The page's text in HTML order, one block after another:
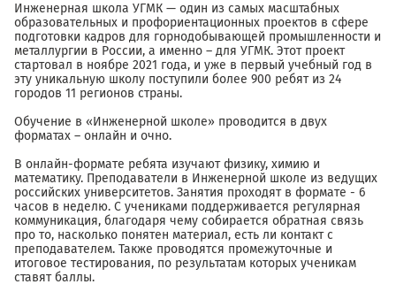
Инженерная школа УГМК — один из самых масштабных
образовательных и профориентационных проектов в сфере
подготовки кадров для горнодобывающей промышленности и
металлургии в России, а именно – для УГМК. Этот проект
стартовал в ноябре 2021 года, и уже в первый учебный год в
эту уникальную школу поступили более 900 ребят из 24
городов 11 регионов страны.
Обучение в «Инженерной школе» проводится в двух
форматах – онлайн и очно.
В онлайн-формате ребята изучают физику, химию и
математику. Преподаватели в Инженерной школе из ведущих
российских университетов. Занятия проходят в формате - 6
часов в неделю. С учениками поддерживается регулярная
коммуникация, благодаря чему собирается обратная связь
про то, насколько понятен материал, есть ли контакт с
преподавателем. Также проводятся промежуточные и
итоговое тестирования, по результатам которых ученикам
ставят баллы.